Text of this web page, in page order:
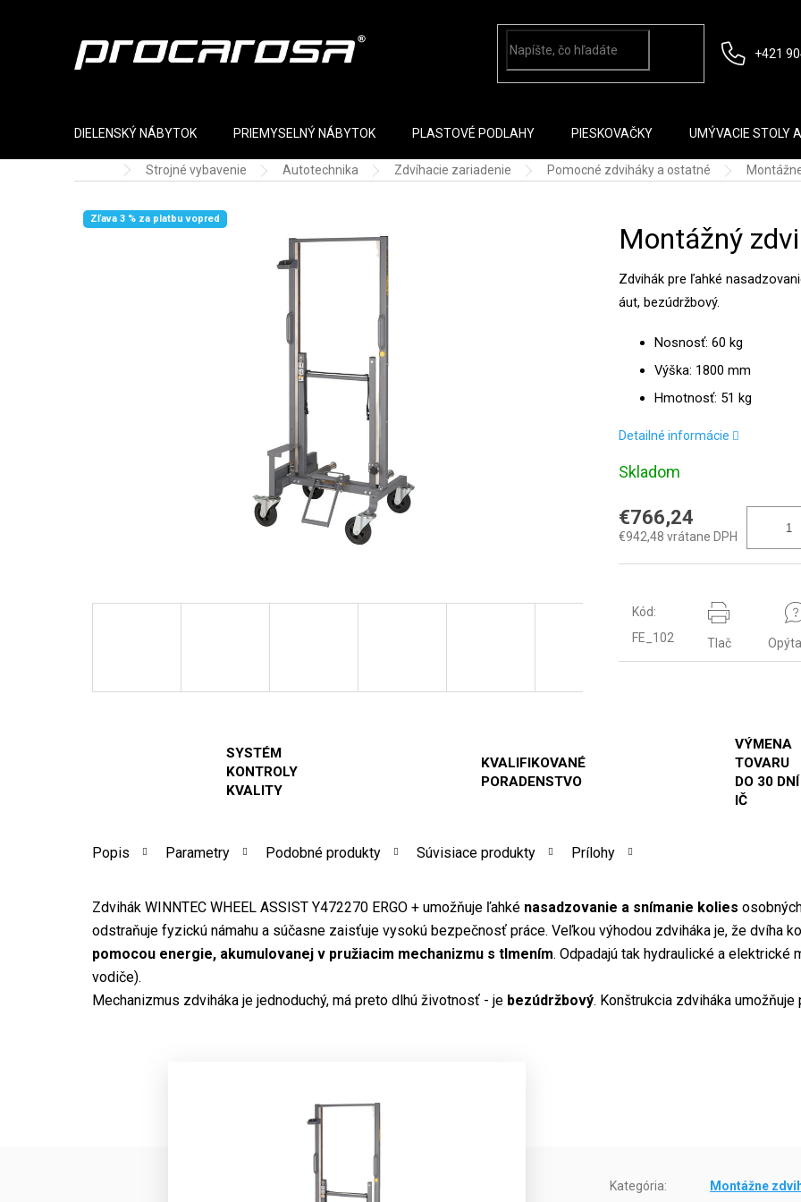
+421
DIELENSKÝ NÁBYTOK PRIEMYSELNÝ NÁBYTOK PLASTOVÉ PODLAHY PIESKOVAČKY UMÝVACIE STOLY
Domov Strojné vybavenie Autotechnika Zdvíhacie zariadenie Pomocné zdviháky a ostatné
Zľava 3 % za platbu vopred
Montážný
Zdvihák pre ľahké
áut, bezúdržbový.
Nosnosť: 60 kg
Výška: 1800 mm
Hmotnosť: 51 kg
Detailné informácie
Skladom
€766,24
€942,48 vrátane DPH
Kód:
FE_102
Tlač
KVALIFIKOVANÉ
PORADENSTVO
VÝMENA
TOVARU
DO 30
IČ
SYSTÉM
KONTROLY
KVALITY
Popis Parametry Podobné produkty Súvisiace produkty Prílohy
Zdvihák WINNTEC WHEEL ASSIST Y472270 ERGO + umožňuje ľahké nasadzovanie a snímanie kolies
odstraňuje fyzickú námahu a súčasne zaisťuje vysokú bezpečnosť práce. Veľkou výhodou zdviháka je, že dvíha
pomocou energie, akumulovanej v pružiacim mechanizmu s tlmením. Odpadajú tak hydraulické a elektrické
vodiče).
Mechanizmus zdviháka je jednoduchý, má preto dlhú životnosť - je bezúdržbový. Konštrukcia zdviháka umožňuje
Kategória:
Montážne